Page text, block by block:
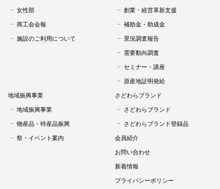
女性部
商工会会報
施設のご利用について
創業・経営革新支援
補助金・助成金
景況調査報告
需要動向調査
セミナー・講座
原産地証明発給
地域振興事業
地域振興事業
物産品・特産品振興
祭・イベント案内
さどわらブランド
さどわらブランド
さどわらブランド登録品
会員紹介
お問い合わせ
新着情報
プライバシーポリシー